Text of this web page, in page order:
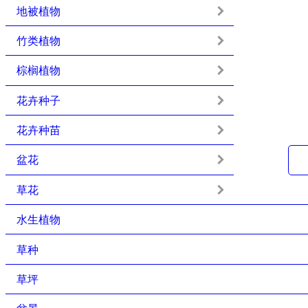
地被植物
竹类植物
棕榈植物
花卉种子
花卉种苗
盆花
草花
水生植物
草种
草坪